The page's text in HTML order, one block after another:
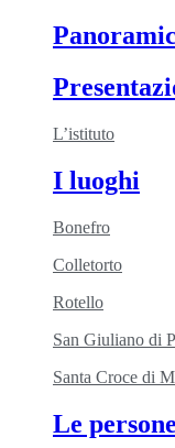
L’istituto
I luoghi
Bonefro
Colletorto
Rotello
San Giuliano di
Santa Croce di
Le persone